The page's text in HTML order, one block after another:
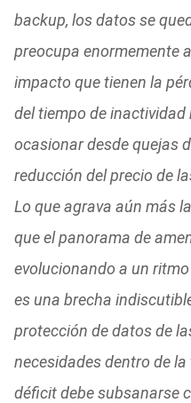
backup, los datos se
preocupa enormemente
impacto que tienen la
del tiempo de
ocasionar desde quejas
reducción del precio de
Lo que agrava aún más
que el panorama de
evolucionando a un
es una brecha
protección de datos de
necesidades dentro de
déficit debe subsanarse